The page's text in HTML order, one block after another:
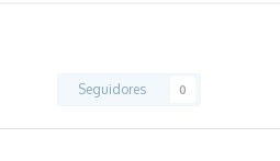
Seguidores 0